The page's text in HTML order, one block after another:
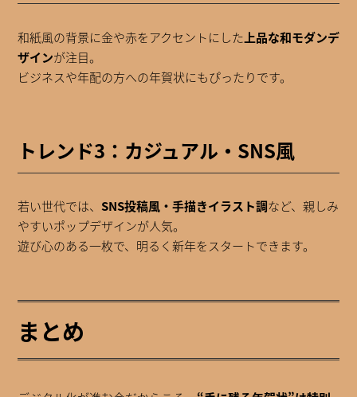
和紙風の背景に金や赤をアクセントにした上品な和モダンデ
ザインが注目。
ビジネスや年配の方への年賀状にもぴったりです。
トレンド3：カジュアル・SNS風
若い世代では、 SNS投稿風・手描きイラスト調など、親しみ
やすいポップデザインが人気。
遊び心のある一枚で、明るく新年をスタートできます。
まとめ